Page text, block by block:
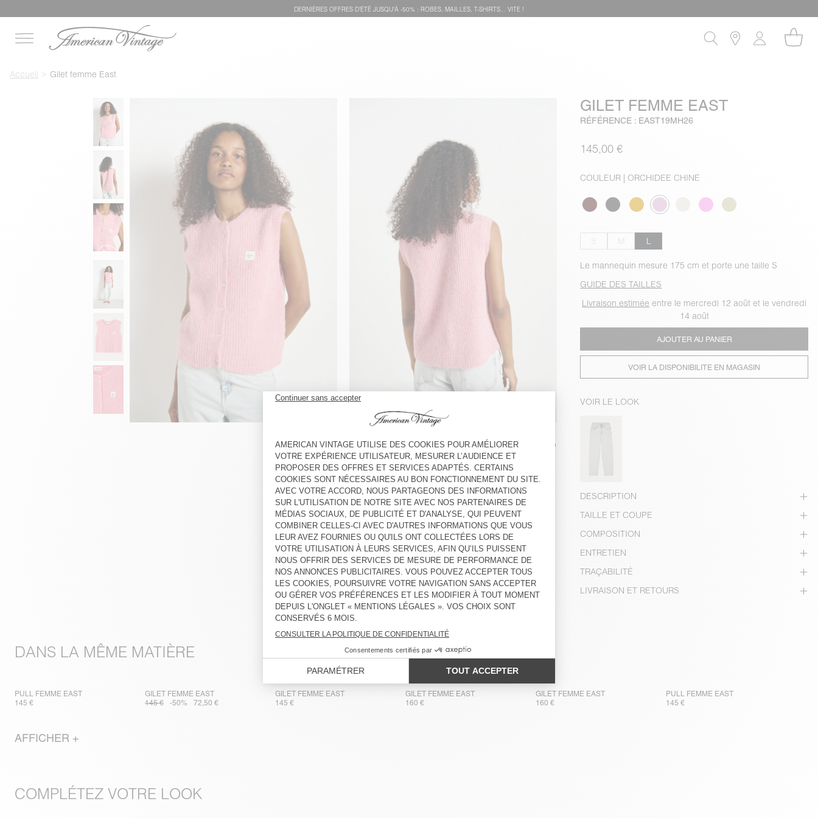
DERNIÈRES OFFRES D'ÉTÊ JUSQU'À -50% : ROBES, MAILLES, T-SHIRTS... VITE !
Accueil Gilet femme East
GILET FEMME EAST
RÉFÉRENCE : EAST19MH26
145,00 €
COULEUR | ORCHIDEE CHINE
L
Le mannequin mesure 175 cm et porte une taille S
GUIDE DES TAILLES
Livraison estimée entre le mercredi 12 août et le vendredi
14 août
AJOUTER AU PANIER
VOIR LA DISPONIBILITE EN MAGASIN
VOIR LE LOOK
DESCRIPTION
TAILLE ET COUPE
COMPOSITION
ENTRETIEN
TRAÇABILITÉ
LIVRAISON ET RETOURS
DANS LA MÊME MATIÈRE
PULL FEMME EAST
145 €
GILET FEMME EAST
145 €
-50% 72,50 €
GILET FEMME EAST
145 €
GILET FEMME EAST
160 €
GILET FEMME EAST
160 €
PULL FEMME EAST
145 €
AFFICHER +
COMPLÉTEZ VOTRE LOOK